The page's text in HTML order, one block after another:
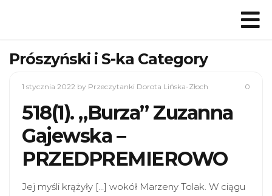
Prószyński i S-ka Category
1 stycznia 2022 by Przeczytanki Dorota Lińska-Złoch 0
518(1). „Burza” Zuzanna
Gajewska –
PRZEDPREMIEROWO
Jej myśli krążyły […] wokół Marzeny Tolak. W ciągu